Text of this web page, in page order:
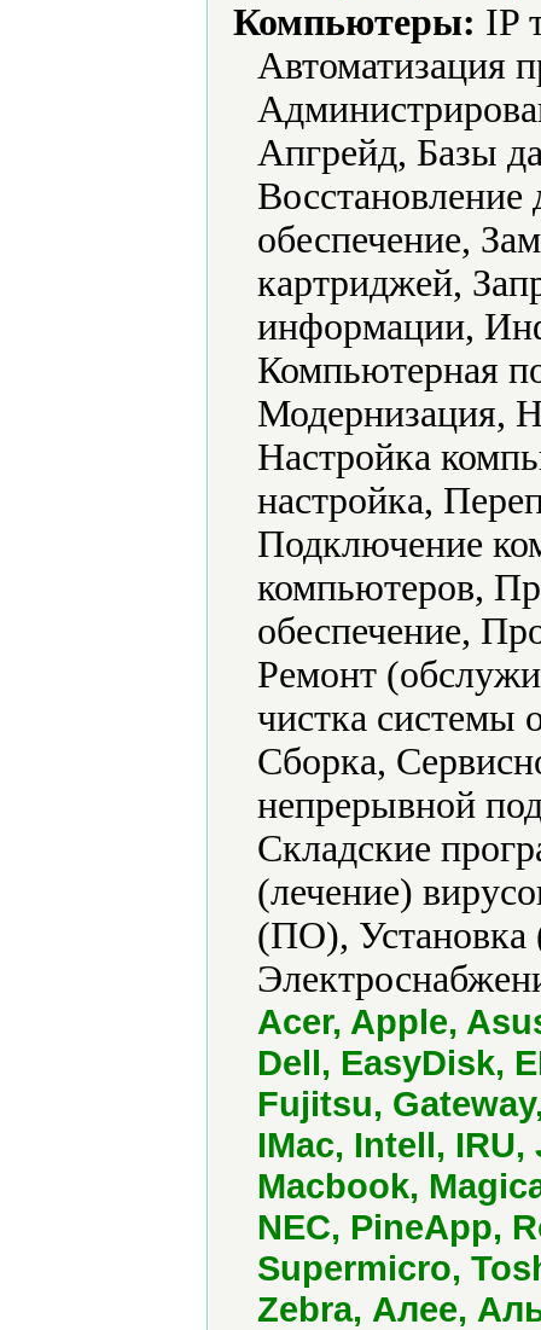
Компьютеры: IP
Автоматизация
Апгрейд, Базы
Восстановление
обеспечение,
картриджей,
информации,
Компьютерная
Модернизация,
Настройка
настройка,
Подключение
компьютеров,
обеспечение,
Ремонт
чистка системы
Сборка,
непрерывной
Складские
(лечение)
(ПО), Установка
Acer, Apple,
Dell, EasyDisk,
Fujitsu,
IMac, Intell,
Macbook,
NEC, PineApp,
Supermicro,
Zebra, Алее,